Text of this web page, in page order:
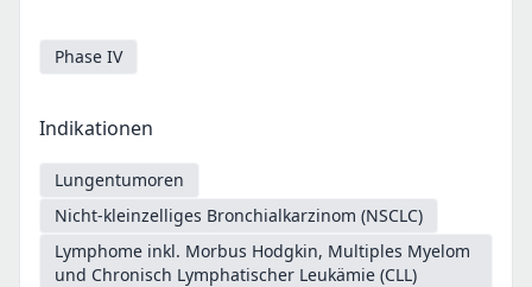
Phase IV
Indikationen
Lungentumoren
Nicht-kleinzelliges Bronchialkarzinom (NSCLC)
Lymphome inkl. Morbus Hodgkin, Multiples Myelom
und Chronisch Lymphatischer Leukämie (CLL)